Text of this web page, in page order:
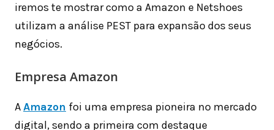
iremos te mostrar como a Amazon e Netshoes
utilizam a análise PEST para expansão dos seus
negócios.
Empresa Amazon
AAmazon foi uma empresa pioneira no mercado
digital, sendo a primeira com destaque